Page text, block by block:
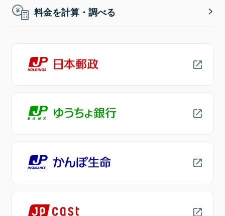
料金を計算・調べる